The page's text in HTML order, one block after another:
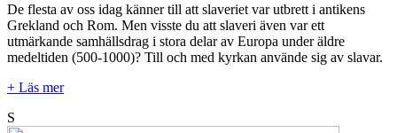
De flesta av oss idag känner till att slaveriet var utbrett i antikens
Grekland och Rom. Men visste du att slaveri även var ett
utmärkande samhällsdrag i stora delar av Europa under äldre
medeltiden (500-1000)? Till och med kyrkan använde sig av slavar.
+ Läs mer
S